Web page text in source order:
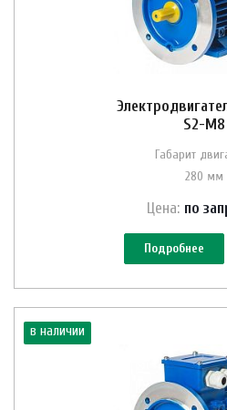
S2-M8
Габарит
280 мм
Цена: по зап
Подробнее
в наличии